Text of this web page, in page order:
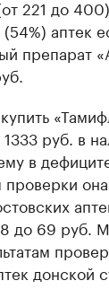
221 до
аптек
препарат
руб. в
в
проверки
до 69 руб.
донской